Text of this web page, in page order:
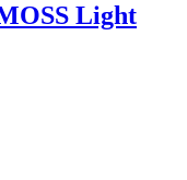
Light